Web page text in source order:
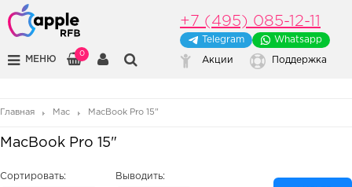
МЕНЮ
0
+7 (495) 085-12-11
Telegram Whatsapp
Акции Поддержка
Главная Mac MacBook Pro 15"
MacBook Pro 15"
Сортировать: Выводить: